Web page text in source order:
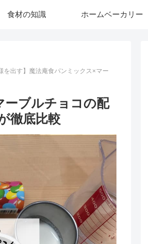
食材の知識 ホームベーカリー
を出す】魔法庵食パンミックス×マー
ーブルチョコの配
徹底比較